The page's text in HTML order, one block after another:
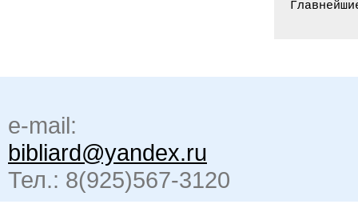
e-mail:
bibliard@yandex.ru
Тел.: 8(925)567-3120